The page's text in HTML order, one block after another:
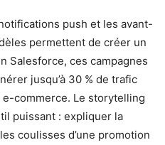
push et les avant-
permettent de créer un
Salesforce, ces campagnes
jusqu’à 30 % de trafic
commerce. Le storytelling
puissant : expliquer la
coulisses d’une promotion